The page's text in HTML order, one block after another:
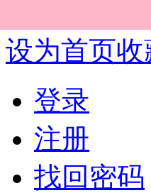
设为首页收
登录
注册
找回密码